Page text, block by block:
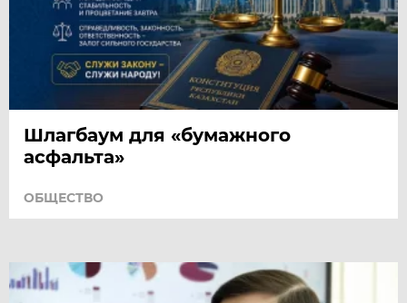
Шлагбаум для «бумажного
асфальта»
ОБЩЕСТВО